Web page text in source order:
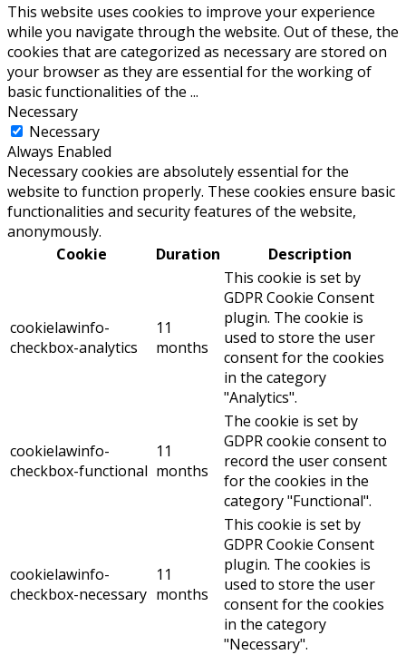
This website uses cookies to improve your experience
while you navigate through the website. Out of these, the
cookies that are categorized as necessary are stored on
your browser as they are essential for the working of
basic functionalities of the ...
Necessary
Necessary
Always Enabled
Necessary cookies are absolutely essential for the
website to function properly. These cookies ensure basic
functionalities and security features of the website,
anonymously.
Cookie
Duration Description
cookielawinfo-
checkbox-analytics
11
months
This cookie is set by
GDPR Cookie Consent
plugin. The cookie is
used to store the user
consent for the cookies
in the category
"Analytics".
cookielawinfo-
checkbox-functional
11
months
The cookie is set by
GDPR cookie consent to
record the user consent
for the cookies in the
category "Functional".
cookielawinfo-
checkbox-necessary
11
months
This cookie is set by
GDPR Cookie Consent
plugin. The cookies is
used to store the user
consent for the cookies
in the category
"Necessary".